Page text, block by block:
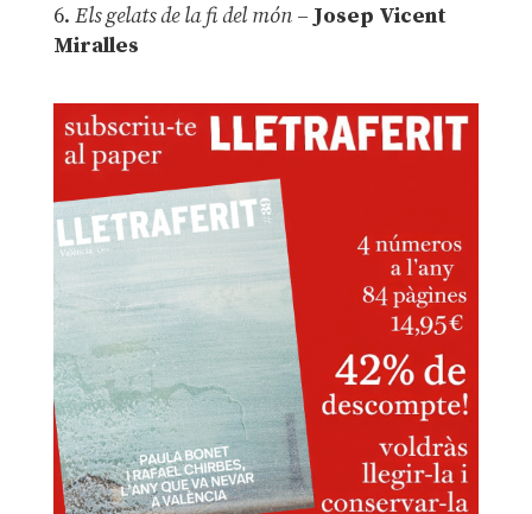
6. Els gelats de la fi del món – Josep Vicent
Miralles